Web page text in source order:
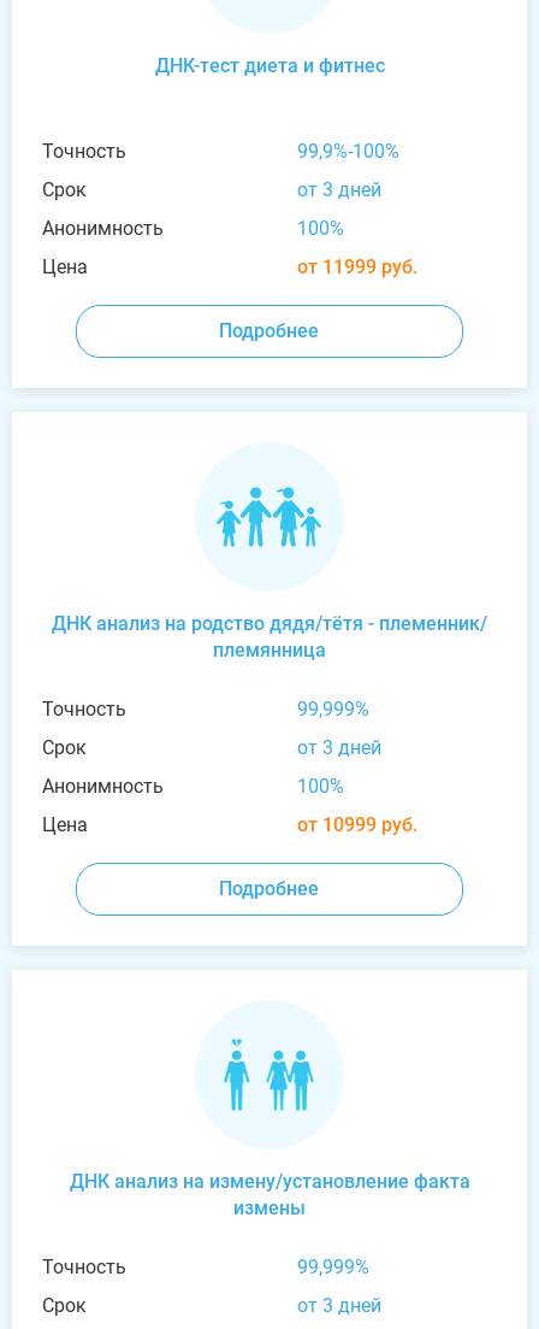
ДНК-тест диета и фитнес
Точность
99,9%-100%
Срок
от 3 дней
Анонимность
100%
Цена
от 11999 руб.
Подробнее
ДНК анализ на родство дядя/тётя - племенник/
племянница
Точность
99,999%
Срок
от 3 дней
Анонимность
100%
Цена
от 10999 руб.
Подробнее
ДНК анализ на измену/установление факта
измены
Точность
99,999%
Срок
от 3 дней